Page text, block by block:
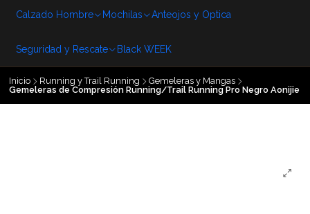
Calzado Hombre Mochilas Anteojos y Optica
Seguridad y Rescate Black WEEK
Inicio Running y Trail Running
Gemeleras y Mangas
Gemeleras de Compresión Running/Trail Running Pro Negro Aonijie